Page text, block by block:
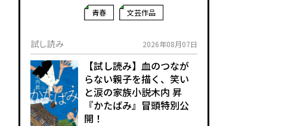
青春 文芸作品
試し読み 2026年08月07日
【試し読み】血のつなが
らない親子を描く、笑い
と涙の家族小説――木内 昇
『かたばみ』冒頭特別公
開！